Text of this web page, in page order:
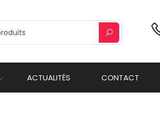
ACTUALITÉS CONTACT